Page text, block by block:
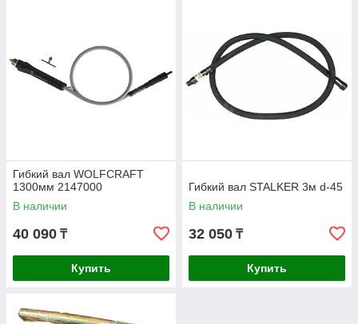
Гибкий вал WOLFCRAFT
1300мм 2147000
В наличии
40 090 ₸
Купить
Гибкий вал STALKER 3м d-45
В наличии
32 050 ₸
Купить